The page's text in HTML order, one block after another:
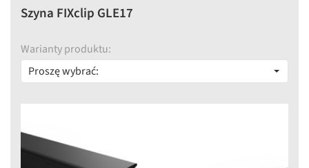
Szyna FIXclip GLE17
Warianty produktu:
Proszę wybrać: